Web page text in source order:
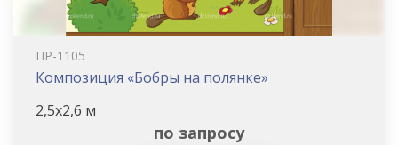
ПР-1105
Композиция «Бобры на полянке»
2,5х2,6 м
по запросу